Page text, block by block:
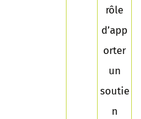
rôle
d’app
orter
un
soutie
n